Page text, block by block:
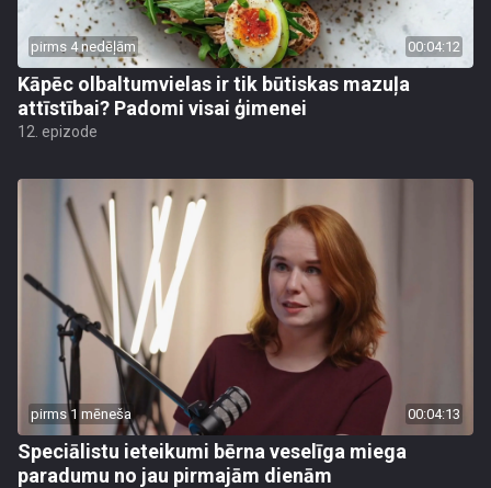
pirms 4 nedēļām 00:04:12
Kāpēc olbaltumvielas ir tik būtiskas mazuļa
attīstībai? Padomi visai ģimenei
12. epizode
pirms 1 mēneša 00:04:13
Speciālistu ieteikumi bērna veselīga miega
paradumu no jau pirmajām dienām